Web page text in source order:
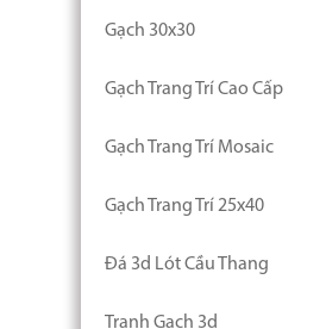
Gạch 30x30
Gạch Trang Trí Cao Cấp
Gạch Trang Trí Mosaic
Gạch Trang Trí 25x40
Đá 3d Lót Cầu Thang
Tranh Gạch 3d